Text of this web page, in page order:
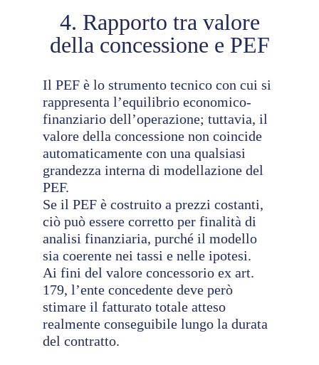
4. Rapporto tra valore
della concessione e PEF
Il PEF è lo strumento tecnico con cui si
rappresenta l’equilibrio economico-
finanziario dell’operazione; tuttavia, il
valore della concessione non coincide
automaticamente con una qualsiasi
grandezza interna di modellazione del
PEF.
Se il PEF è costruito a prezzi costanti,
ciò può essere corretto per finalità di
analisi finanziaria, purché il modello
sia coerente nei tassi e nelle ipotesi.
Ai fini del valore concessorio ex art.
179, l’ente concedente deve però
stimare il fatturato totale atteso
realmente conseguibile lungo la durata
del contratto.